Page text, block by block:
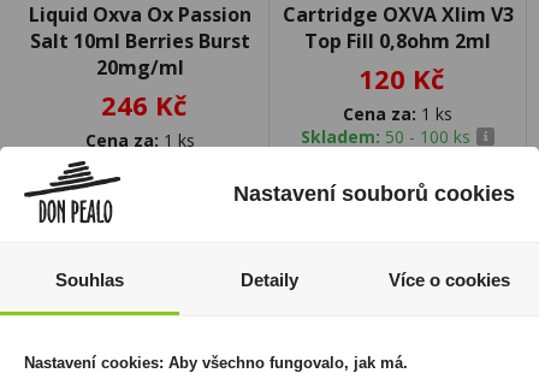
Liquid Oxva Ox Passion
Salt 10ml Berries Burst
20mg/ml
246 Kč
Cena za: 1 ks
Skladem:
Cartridge OXVA Xlim V3
Top Fill 0,8ohm 2ml
120 Kč
Cena za: 1 ks
Skladem: 50 - 100 ks
Nastavení souborů cookies
Souhlas Detaily Více o cookies
Nastavení cookies: Aby všechno fungovalo, jak má.